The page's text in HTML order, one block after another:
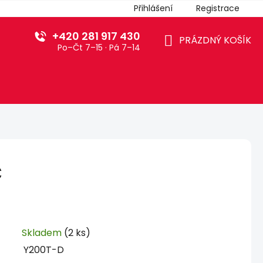
Přihlášení Registrace
PRÁZDNÝ KOŠÍK
+420 281 917 430
Po–Čt 7–15 · Pá 7–14
Skladem (2 ks)
Y200T-D